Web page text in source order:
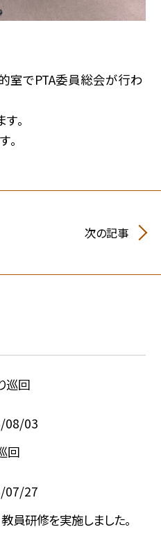
室でPTA委員総会が行わ
。
。
次の記事
巡回
08/03
回
07/27
員研修を実施しました。